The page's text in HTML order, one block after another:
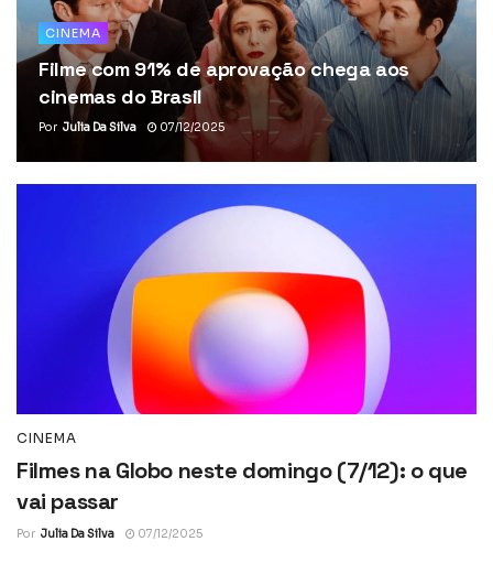
CINEMA
Filme com 91% de aprovação chega aos
cinemas do Brasil
Por Julia Da Silva 07/12/2025
CINEMA
Filmes na Globo neste domingo (7/12): o que
vai passar
Por Julia Da Silva 07/12/2025